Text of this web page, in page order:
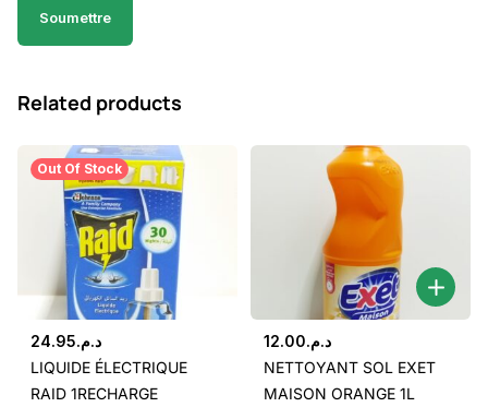
Related products
Out Of Stock
د.م.24.95
LIQUIDE ÉLECTRIQUE
RAID 1RECHARGE
د.م.12.00
NETTOYANT SOL EXET
MAISON ORANGE 1L